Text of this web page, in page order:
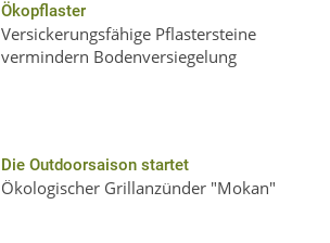
Ökopflaster
Versickerungsfähige Pflastersteine
vermindern Bodenversiegelung
Die Outdoorsaison startet
Ökologischer Grillanzünder "Mokan"